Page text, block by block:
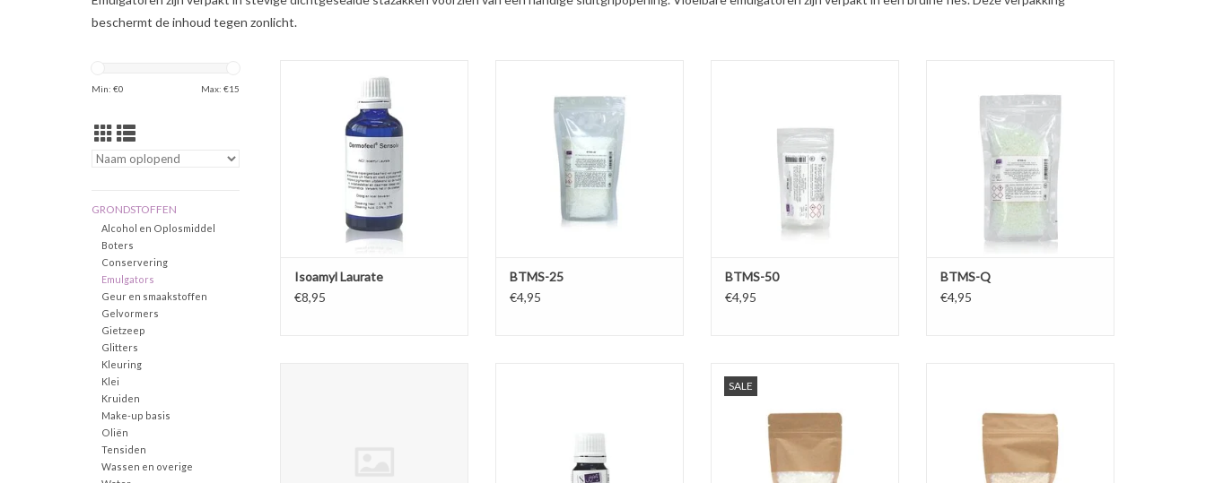
beschermt de inhoud tegen zonlicht.
Min: €0 Max: €15
GRONDSTOFFEN
Alcohol en Oplosmiddel
Boters
Conservering
Emulgators
Geur en smaakstoffen
Gelvormers
Gietzeep
Glitters
Kleuring
Klei
Kruiden
Make-up basis
Oliën
Tensiden
Wassen en overige
esterolie en kan o.a. gebruikt
worden als vervanger van siliconen
in haarverzorgingsproducten,
make-up,
huidverzorgingsproducten en als
draagolie voor olieparfums.
TOEVOEGEN AAN WINKELWAGEN
Isoamyl Laurate
€8,95
cosmeticaproducten voor huid en
TOEVOEGEN AAN WINKELWAGEN
BTMS-25
€4,95
emulgator, geschikt voor
verwerking in cosmeticaproducten
voor huid en haar.
TOEVOEGEN AAN WINKELWAGEN
BTMS-50
€4,95
opzichte van BTMS-50, geschikt
voor verwerking in
cosmeticaproducten voor huid en
haar.
TOEVOEGEN AAN WINKELWAGEN
BTMS-Q
€4,95
TOEVOEGEN AAN WINKELWAGEN
SALEvoor crèmes en lotions
emulgatoren en stabilisatoren.
TOEVOEGEN AAN WINKELWAGEN
TOEVOEGEN AAN WINKELWAGEN